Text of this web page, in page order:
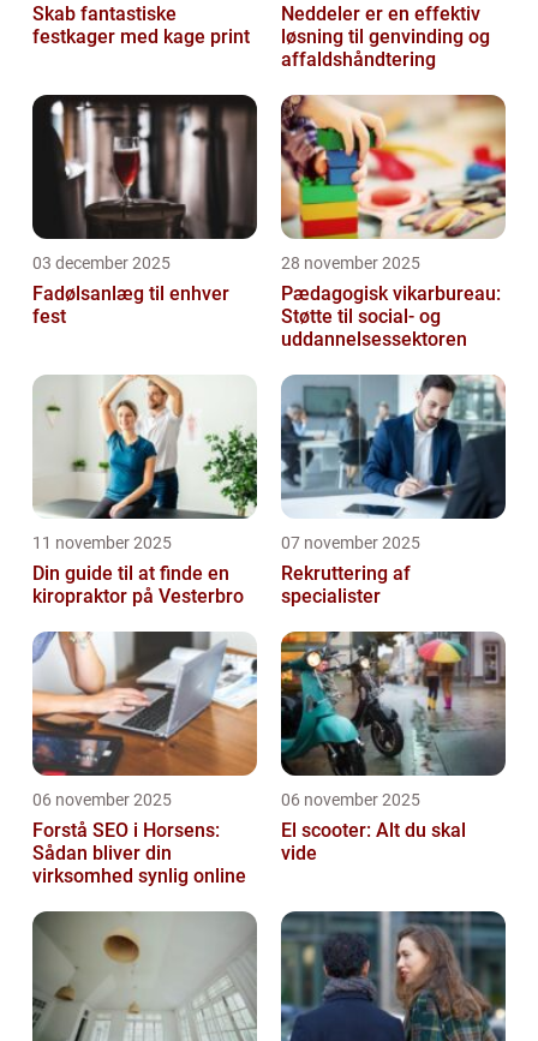
Skab fantastiske
festkager med kage print
Neddeler er en effektiv
løsning til genvinding og
affaldshåndtering
03 december 2025
Fadølsanlæg til enhver
fest
28 november 2025
Pædagogisk vikarbureau:
Støtte til social- og
uddannelsessektoren
11 november 2025
Din guide til at finde en
kiropraktor på Vesterbro
07 november 2025
Rekruttering af
specialister
06 november 2025
Forstå SEO i Horsens:
Sådan bliver din
virksomhed synlig online
06 november 2025
El scooter: Alt du skal
vide